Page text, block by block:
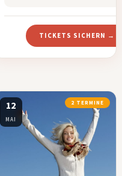
TICKETS SICHERN →
12
MAI
2 TERMINE